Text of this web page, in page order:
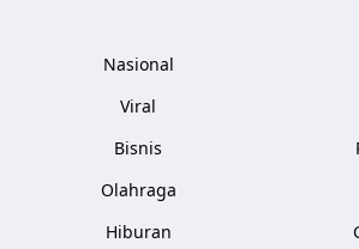
Nasional
Viral
Bisnis
Olahraga
Hiburan